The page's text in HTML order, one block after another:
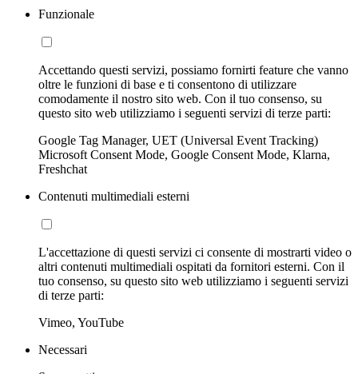
Funzionale
Accettando questi servizi, possiamo fornirti feature che vanno
oltre le funzioni di base e ti consentono di utilizzare
comodamente il nostro sito web. Con il tuo consenso, su
questo sito web utilizziamo i seguenti servizi di terze parti:
Google Tag Manager, UET (Universal Event Tracking)
Microsoft Consent Mode, Google Consent Mode, Klarna,
Freshchat
Contenuti multimediali esterni
L'accettazione di questi servizi ci consente di mostrarti video o
altri contenuti multimediali ospitati da fornitori esterni. Con il
tuo consenso, su questo sito web utilizziamo i seguenti servizi
di terze parti:
Vimeo, YouTube
Necessari